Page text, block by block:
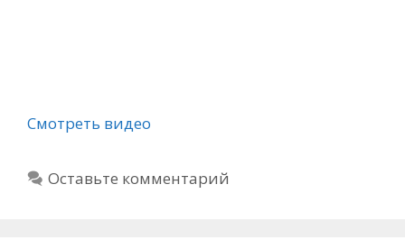
Смотреть видео
Оставьте комментарий